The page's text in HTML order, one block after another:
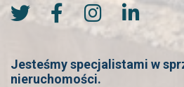
Jesteśmy specjalistami w
nieruchomości.